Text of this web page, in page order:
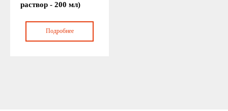
раствор - 200 мл)
Подробнее